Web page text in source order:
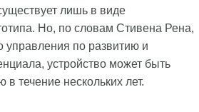
лишь в виде
Но, по словам Стивена Рена,
управления по развитию и
устройство может быть
в течение нескольких лет.